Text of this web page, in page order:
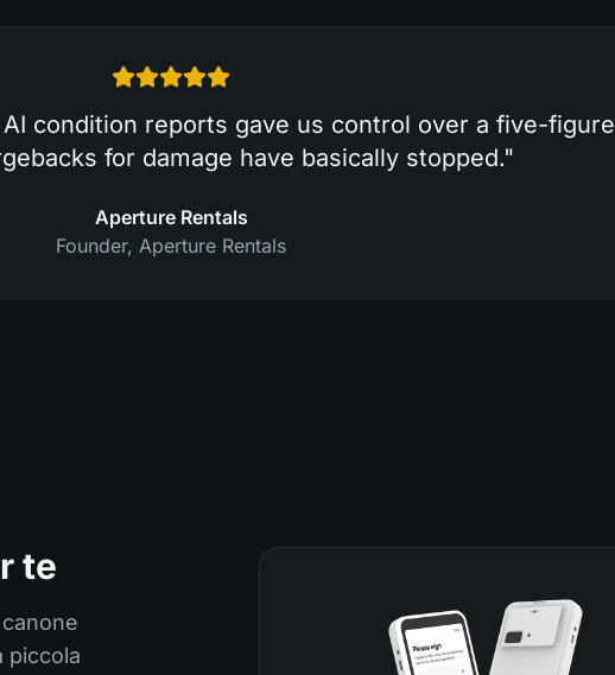
condition reports gave us control over a five-figure
for damage have basically stopped."
Aperture Rentals
Founder, Aperture Rentals
te
piccola